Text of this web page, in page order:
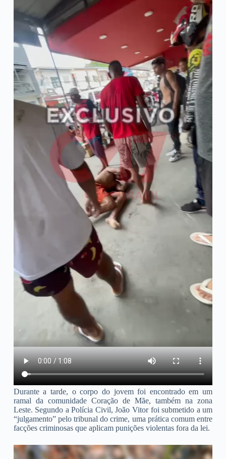
Durante a tarde, o corpo do jovem foi encontrado em um
ramal da comunidade Coração de Mãe, também na zona
Leste. Segundo a Polícia Civil, João Vitor foi submetido a um
“julgamento” pelo tribunal do crime, uma prática comum entre
facções criminosas que aplicam punições violentas fora da lei.